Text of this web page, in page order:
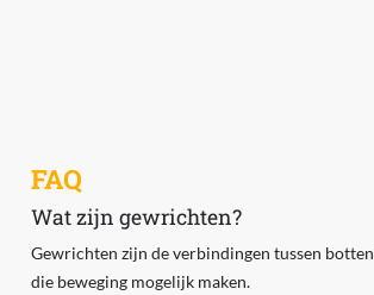
FAQ
Wat zijn gewrichten?
Gewrichten zijn de verbindingen tussen
die beweging mogelijk maken.